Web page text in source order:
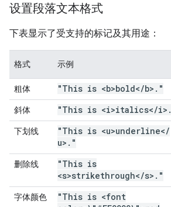
设置段落文本格式
下表显示了受支持的标记及其用途：
格式 示例
粗体 "This is <b>bold</b> . "
斜体 "This is <i>italics</i> .
下划线 "This is <u>underline</
u> . "
删除线
"This is
<s>strikethrough</s> . "
字体颜色
"This is <font